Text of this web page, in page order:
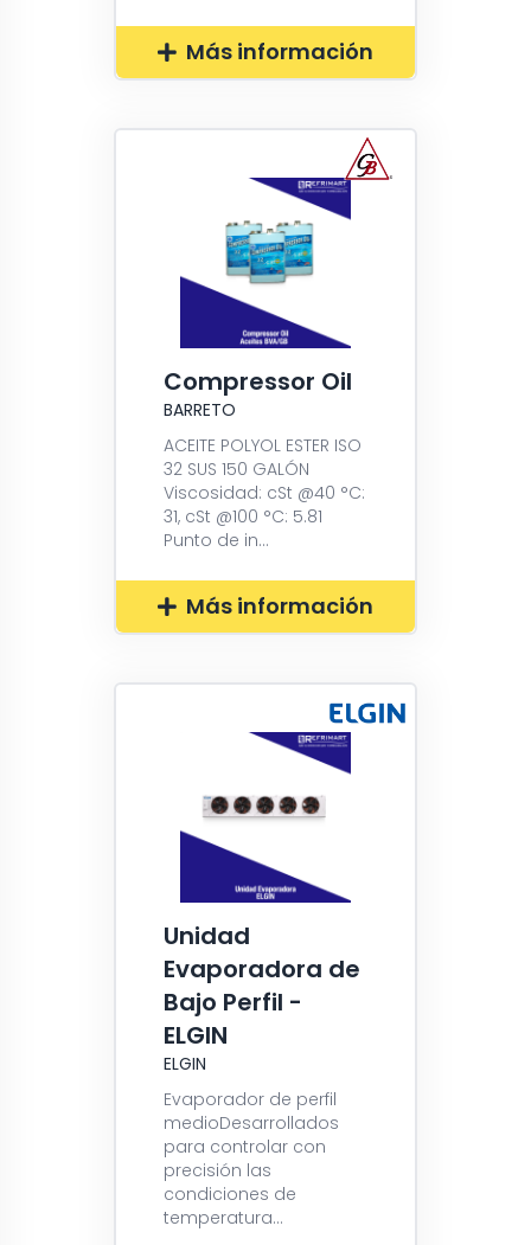
Más información
Compressor Oil
BARRETO
ACEITE POLYOL ESTER ISO
32 SUS 150 GALÓN
Viscosidad: cSt @40 °C:
31, cSt @100 °C: 5.81
Punto de in...
Más información
Unidad
Evaporadora de
Bajo Perfil -
ELGIN
ELGIN
Evaporador de perfil
medioDesarrollados
para controlar con
precisión las
condiciones de
temperatura...